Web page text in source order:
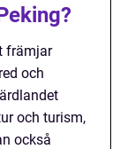
främjar
och
och turism,
också